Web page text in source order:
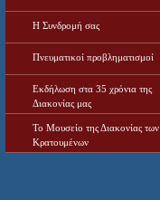
Η Συνδρομή σας
Πνευματικοί προβληματισμοί
Εκδήλωση στα 35 χρόνια της
Διακονίας μας
Το Μουσείο της Διακονίας των
Κρατουμένων